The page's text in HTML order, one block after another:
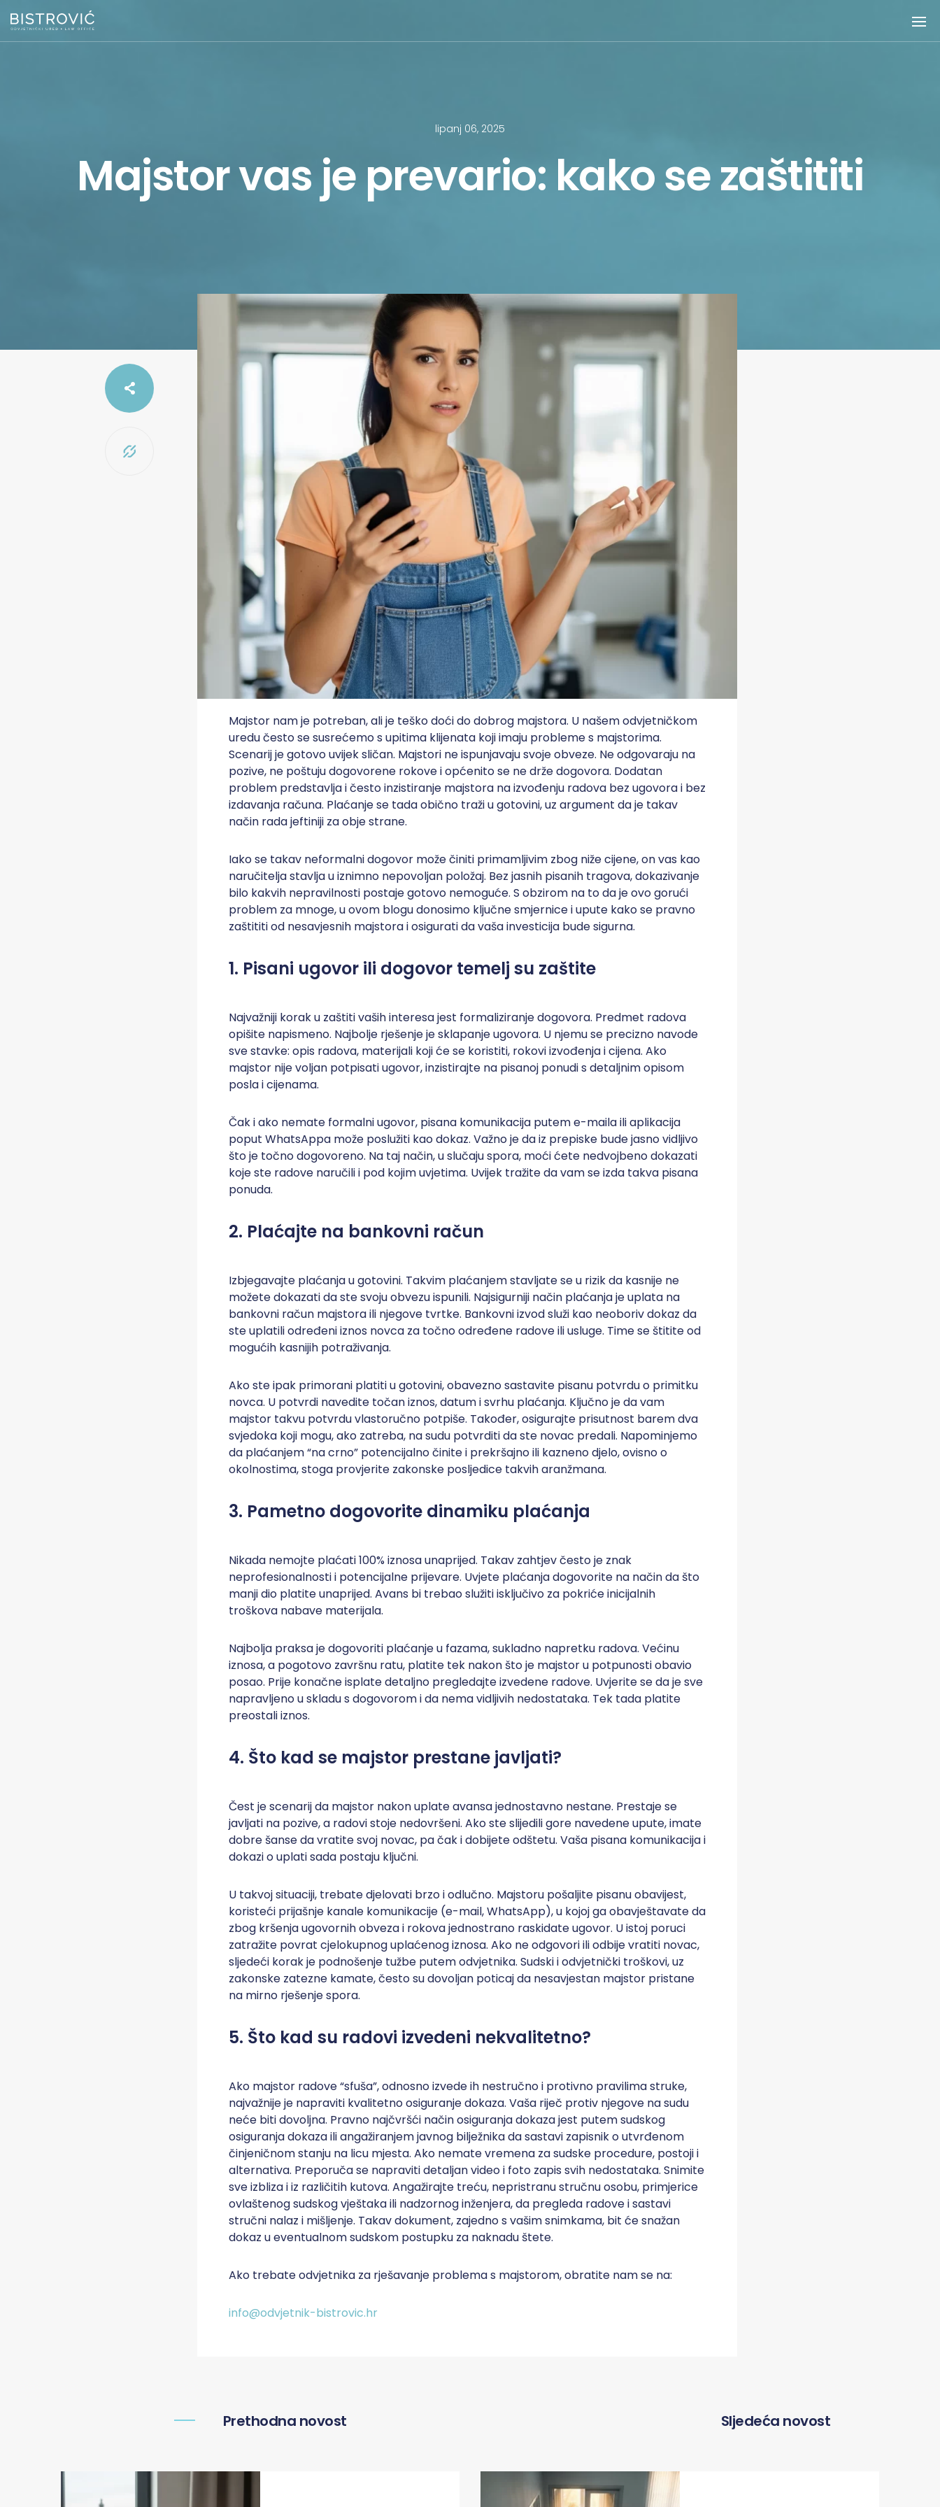
lipanj 06, 2025
Majstor vas je prevario: kako se zaštititi
Majstor nam je potreban, ali je teško doći do dobrog majstora. U našem odvjetničkom
uredu često se susrećemo s upitima klijenata koji imaju probleme s majstorima.
Scenarij je gotovo uvijek sličan. Majstori ne ispunjavaju svoje obveze. Ne odgovaraju na
pozive, ne poštuju dogovorene rokove i općenito se ne drže dogovora. Dodatan
problem predstavlja i često inzistiranje majstora na izvođenju radova bez ugovora i bez
izdavanja računa. Plaćanje se tada obično traži u gotovini, uz argument da je takav
način rada jeftiniji za obje strane.
Iako se takav neformalni dogovor može činiti primamljivim zbog niže cijene, on vas kao
naručitelja stavlja u iznimno nepovoljan položaj. Bez jasnih pisanih tragova, dokazivanje
bilo kakvih nepravilnosti postaje gotovo nemoguće. S obzirom na to da je ovo gorući
problem za mnoge, u ovom blogu donosimo ključne smjernice i upute kako se pravno
zaštititi od nesavjesnih majstora i osigurati da vaša investicija bude sigurna.
1. Pisani ugovor ili dogovor temelj su zaštite
Najvažniji korak u zaštiti vaših interesa jest formaliziranje dogovora. Predmet radova
opišite napismeno. Najbolje rješenje je sklapanje ugovora. U njemu se precizno navode
sve stavke: opis radova, materijali koji će se koristiti, rokovi izvođenja i cijena. Ako
majstor nije voljan potpisati ugovor, inzistirajte na pisanoj ponudi s detaljnim opisom
posla i cijenama.
Čak i ako nemate formalni ugovor, pisana komunikacija putem e-maila ili aplikacija
poput WhatsAppa može poslužiti kao dokaz. Važno je da iz prepiske bude jasno vidljivo
što je točno dogovoreno. Na taj način, u slučaju spora, moći ćete nedvojbeno dokazati
koje ste radove naručili i pod kojim uvjetima. Uvijek tražite da vam se izda takva pisana
ponuda.
2. Plaćajte na bankovni račun
Izbjegavajte plaćanja u gotovini. Takvim plaćanjem stavljate se u rizik da kasnije ne
možete dokazati da ste svoju obvezu ispunili. Najsigurniji način plaćanja je uplata na
bankovni račun majstora ili njegove tvrtke. Bankovni izvod služi kao neoboriv dokaz da
ste uplatili određeni iznos novca za točno određene radove ili usluge. Time se štitite od
mogućih kasnijih potraživanja.
Ako ste ipak primorani platiti u gotovini, obavezno sastavite pisanu potvrdu o primitku
novca. U potvrdi navedite točan iznos, datum i svrhu plaćanja. Ključno je da vam
majstor takvu potvrdu vlastoručno potpiše. Također, osigurajte prisutnost barem dva
svjedoka koji mogu, ako zatreba, na sudu potvrditi da ste novac predali. Napominjemo
da plaćanjem “na crno” potencijalno činite i prekršajno ili kazneno djelo, ovisno o
okolnostima, stoga provjerite zakonske posljedice takvih aranžmana.
3. Pametno dogovorite dinamiku plaćanja
Nikada nemojte plaćati 100% iznosa unaprijed. Takav zahtjev često je znak
neprofesionalnosti i potencijalne prijevare. Uvjete plaćanja dogovorite na način da što
manji dio platite unaprijed. Avans bi trebao služiti isključivo za pokriće inicijalnih
troškova nabave materijala.
Najbolja praksa je dogovoriti plaćanje u fazama, sukladno napretku radova. Većinu
iznosa, a pogotovo završnu ratu, platite tek nakon što je majstor u potpunosti obavio
posao. Prije konačne isplate detaljno pregledajte izvedene radove. Uvjerite se da je sve
napravljeno u skladu s dogovorom i da nema vidljivih nedostataka. Tek tada platite
preostali iznos.
4. Što kad se majstor prestane javljati?
Čest je scenarij da majstor nakon uplate avansa jednostavno nestane. Prestaje se
javljati na pozive, a radovi stoje nedovršeni. Ako ste slijedili gore navedene upute, imate
dobre šanse da vratite svoj novac, pa čak i dobijete odštetu. Vaša pisana komunikacija i
dokazi o uplati sada postaju ključni.
U takvoj situaciji, trebate djelovati brzo i odlučno. Majstoru pošaljite pisanu obavijest,
koristeći prijašnje kanale komunikacije (e-mail, WhatsApp), u kojoj ga obavještavate da
zbog kršenja ugovornih obveza i rokova jednostrano raskidate ugovor. U istoj poruci
zatražite povrat cjelokupnog uplaćenog iznosa. Ako ne odgovori ili odbije vratiti novac,
sljedeći korak je podnošenje tužbe putem odvjetnika. Sudski i odvjetnički troškovi, uz
zakonske zatezne kamate, često su dovoljan poticaj da nesavjestan majstor pristane
na mirno rješenje spora.
5. Što kad su radovi izvedeni nekvalitetno?
Ako majstor radove “sfuša”, odnosno izvede ih nestručno i protivno pravilima struke,
najvažnije je napraviti kvalitetno osiguranje dokaza. Vaša riječ protiv njegove na sudu
neće biti dovoljna. Pravno najčvršći način osiguranja dokaza jest putem sudskog
osiguranja dokaza ili angažiranjem javnog bilježnika da sastavi zapisnik o utvrđenom
činjeničnom stanju na licu mjesta. Ako nemate vremena za sudske procedure, postoji i
alternativa. Preporuča se napraviti detaljan video i foto zapis svih nedostataka. Snimite
sve izbliza i iz različitih kutova. Angažirajte treću, nepristranu stručnu osobu, primjerice
ovlaštenog sudskog vještaka ili nadzornog inženjera, da pregleda radove i sastavi
stručni nalaz i mišljenje. Takav dokument, zajedno s vašim snimkama, bit će snažan
dokaz u eventualnom sudskom postupku za naknadu štete.
Ako trebate odvjetnika za rješavanje problema s majstorom, obratite nam se na:
info@odvjetnik-bistrovic.hr
Prethodna novost Sljedeća novost